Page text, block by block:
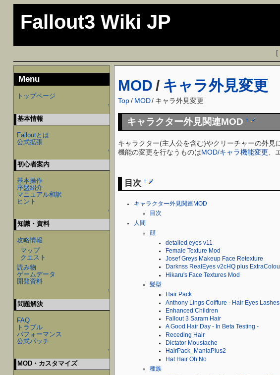
Fallout3 Wiki JP
[
MOD / キャラ外見変更
Top / MOD/ キャラ外見変更
キャラクター外見関連MOD †
キャラクター(主人公を含む)やクリーチャーの外見
機能の変更を行なうものはMOD/キャラ機能変更 、
目次 †
キャラクター外見関連MOD
目次
人間
顔
detailed eyes v11
Female Texture Mod
Josef Greys Makeup Face Retexture
Darknss RealEyes v2cHQ plus
Hikaru's Face Textures Mod
髪型
Hair Pack
Anthony Lings Coiffure - Hair Eyes Lashes
Enhanced Children
Fallout 3 Saram Hair
A Good Hair Day - In Beta Testing -
Receding Hair
Dictator Moustache
HairPack_ManiaPlus2
Hat Hair Oh No
種族
Menu
トップページ
↑
基本情報
Falloutとは
公式拡張
↑
初心者案内
基本操作
序盤紹介
マニュアル和訳
ヒント
↑
知識・資料
攻略情報
マップ
クエスト
読み物
ゲームデータ
開発資料
↑
問題解決
FAQ
トラブル
パフォーマンス
公式パッチ
↑
MOD・カスタマイズ